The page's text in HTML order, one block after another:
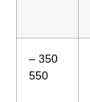
350 –
550